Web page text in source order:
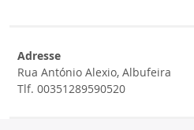
Adresse
Rua António Alexio, Albufeira
Tlf. 00351289590520